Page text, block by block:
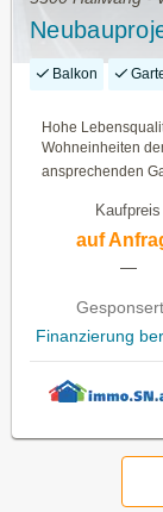
Balkon
Hohe
Wohneinheiten
ansprechenden
Kaufpreis
auf
—
Gesponsert
Finanzierung